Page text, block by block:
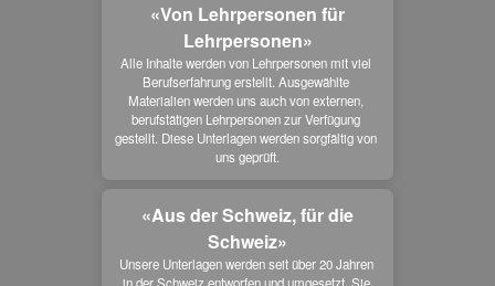
«Von Lehrpersonen für
Lehrpersonen»
Alle Inhalte werden von Lehrpersonen mit viel
Berufserfahrung erstellt. Ausgewählte
Materialien werden uns auch von externen,
berufstätigen Lehrpersonen zur Verfügung
gestellt. Diese Unterlagen werden sorgfältig von
uns geprüft.
«Aus der Schweiz, für die
Schweiz»
Unsere Unterlagen werden seit über 20 Jahren